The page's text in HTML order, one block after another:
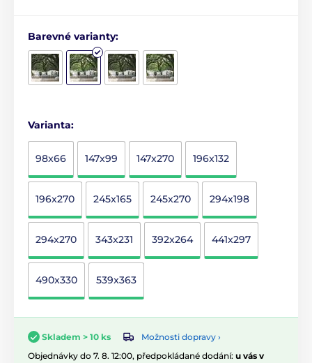
Barevné varianty:
Varianta:
98x66 147x99 147x270 196x132
196x270 245x165 245x270 294x198
294x270 343x231 392x264 441x297
490x330 539x363
Skladem > 10 ks
Možnosti dopravy ›
Objednávky do 7. 8. 12:00, předpokládané dodání: u vás v